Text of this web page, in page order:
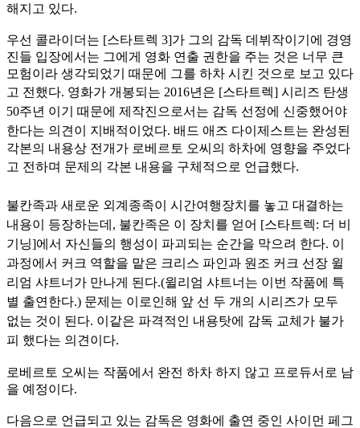
해지고 있다.
우선 콜라이더는 [스타트렉 3]가 그의 감독 데뷔작이기에 경영
진들 입장에서는 그에게 영화 연출 권한을 주는 것은 너무 큰
모험이라 생각되었기 때문에 그를 하차 시킨 것으로 보고 있다
고 전했다. 영화가 개봉되는 2016년은 [스타트렉] 시리즈 탄생
50주년 이기 때문에 제작진으로서는 감독 선정에 신중했어야
한다는 의견이 지배적이었다. 배드 애즈 다이제스트는 완성된
각본의 내용상 전개가 로베르토 오씨의 하차에 영향을 주었다
고 전하며 문제의 각본 내용을 구체적으로 언급했다.
불칸족과 새로운 외계종족이 시간여행장치를 놓고 대결하는
내용이 등장하는데, 불칸족은 이 장치를 얻어 [스타트렉: 더 비
기닝]에서 자신들의 행성이 파괴되는 순간을 막으려 한다. 이
과정에서 커크 역할을 맡은 크리스 파인과 원조 커크 선장 윌
리엄 샤트너가 만나게 된다.(윌리엄 샤트너는 이번 작품에 특
별 출연한다.) 문제는 이로인해 앞 선 두 개의 시리즈가 모두
없는 것이 된다. 이같은 파격적인 내용탓에 감독 교체가 불가
피 했다는 의견이다.
로베르토 오씨는 작품에서 완전 하차 하지 않고 프로듀서로 남
을 예정이다.
다음으로 언급되고 있는 감독은 영화에 출연 중인 사이먼 페그